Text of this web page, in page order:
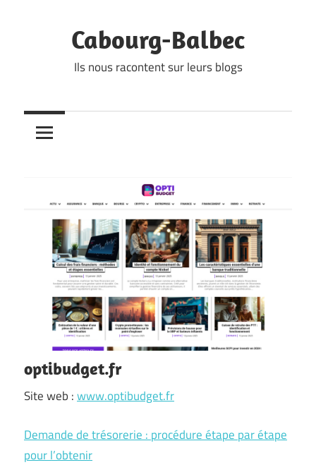
Cabourg-Balbec
Ils nous racontent sur leurs blogs
optibudget.fr
Site web :www.optibudget.fr
Demande de trésorerie : procédure étape par étape
pour l’obtenir